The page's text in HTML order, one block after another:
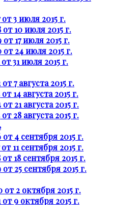
3 июля 2015 г.
10 июля 2015 г.
17 июля 2015 г.
24 июля 2015 г.
31 июля 2015 г.
7 августа 2015 г.
14 августа 2015 г.
21 августа 2015 г.
28 августа 2015 г.
4 сентября 2015 г.
11 сентября 2015 г.
18 сентября 2015 г.
25 сентября 2015 г.
2 октября 2015 г.
9 октября 2015 г.